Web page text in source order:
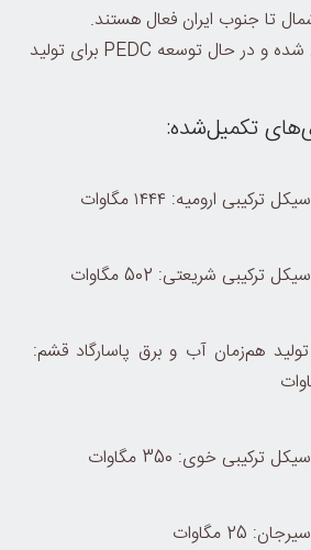
تا جنوب ایران فعال هستند.
سرمایه‌گذاری‌های تکمیل شده و در حال توسعه PEDC برای تولید
تکمیل‌شده:
ترکیبی ارومیه: ۱۴۴۴ مگاوات
ترکیبی شریعتی: 502 مگاوات
تولید هم‌زمان آب و برق پاسارگاد قشم:
ترکیبی خوی: 350 مگاوات
25 مگاوات